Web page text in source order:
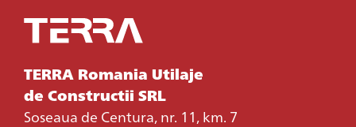
TERRA Romania Utilaje
de Constructii SRL
Soseaua de Centura, nr. 11, km. 7